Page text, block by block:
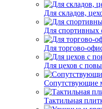
Для складов,
Для спортивных
Для торгово-
Для цехов с
Сопутствующие
Тактильная